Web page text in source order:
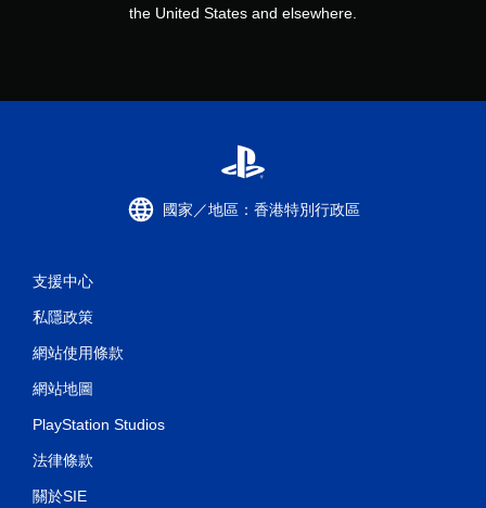
the United States and elsewhere.
國家／地區：香港特別行政區
支援中心
私隱政策
網站使用條款
網站地圖
PlayStation Studios
法律條款
關於SIE